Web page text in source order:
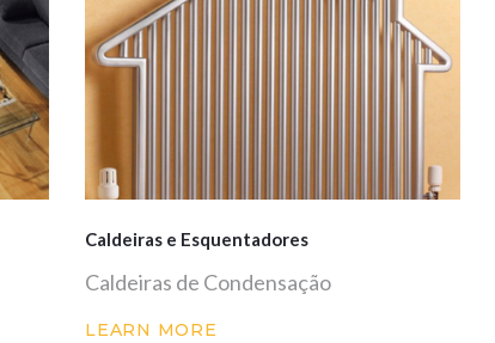
Caldeiras e Esquentadores
Caldeiras de Condensação
LEARN MORE